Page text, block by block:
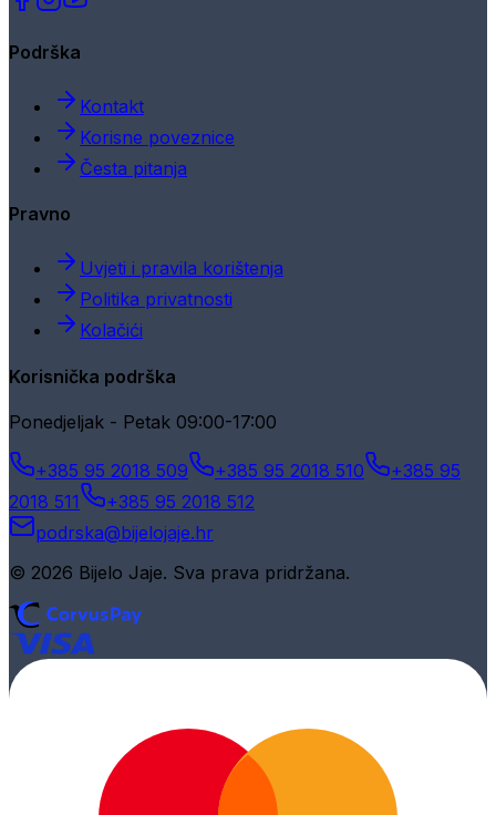
Podrška
Kontakt
Korisne poveznice
Česta pitanja
Pravno
Uvjeti i pravila korištenja
Politika privatnosti
Kolačići
Korisnička podrška
Ponedjeljak - Petak 09:00-17:00
+385 95 2018 509 +385 95 2018 510
+385 95
2018 511
+385 95 2018 512
podrska@bijelojaje.hr
© 2026 Bijelo Jaje. Sva prava pridržana.